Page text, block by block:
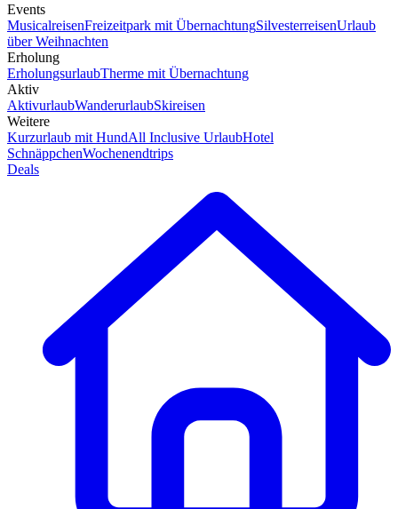
Events
MusicalreisenFreizeitpark mit ÜbernachtungSilvesterreisenUrlaub
über Weihnachten
Erholung
ErholungsurlaubTherme mit Übernachtung
Aktiv
AktivurlaubWanderurlaubSkireisen
Weitere
Kurzurlaub mit HundAll Inclusive UrlaubHotel
SchnäppchenWochenendtrips
Deals